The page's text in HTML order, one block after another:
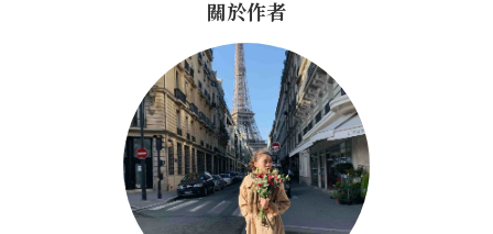
關於作者